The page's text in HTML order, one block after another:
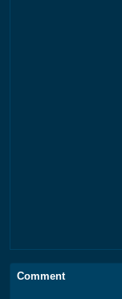
Comment